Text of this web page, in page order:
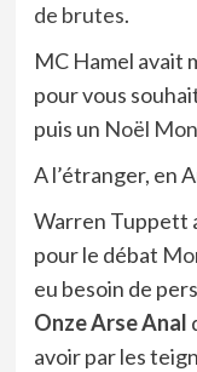
de brutes.
MC Hamel avait
pour vous
puis un Noël
A l’étranger, en
Warren Tuppett
pour le débat
eu besoin de
Onze Arse Anal
avoir par les